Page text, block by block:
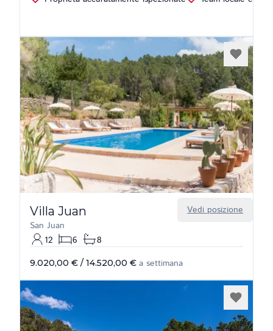
Vedi posizione
Villa Juan
San Juan
12
6 8
9.020,00 € / 14.520,00 € a settimana